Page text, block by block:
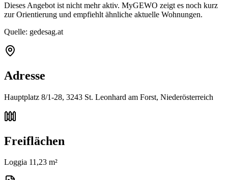
Dieses Angebot ist nicht mehr aktiv. MyGEWO zeigt es noch kurz
zur Orientierung und empfiehlt ähnliche aktuelle Wohnungen.
Quelle: gedesag.at
Adresse
Hauptplatz 8/1-28, 3243 St. Leonhard am Forst, Niederösterreich
Freiflächen
Loggia 11,23 m²